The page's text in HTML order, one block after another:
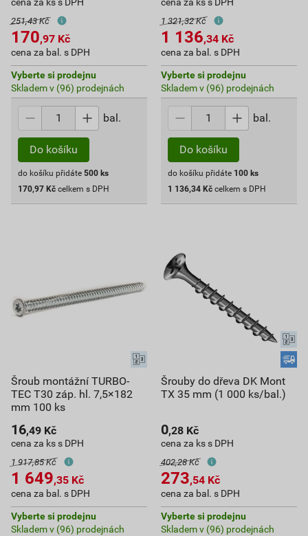
cena za ks s DPH
251,43 Kč
170,97 Kč
cena za bal. s DPH
Vyberte si prodejnu
Skladem v (96) prodejnách
bal.
Do košíku
do košíku přidáte 500 ks
170,97 Kč celkem s DPH
cena za ks s DPH
1 321,32 Kč
1 136,34 Kč
cena za bal. s DPH
Vyberte si prodejnu
Skladem v (96) prodejnách
bal.
Do košíku
do košíku přidáte 100 ks
1 136,34 Kč celkem s DPH
Šroub montážní TURBO-
TEC T30 záp. hl. 7,5×182
mm 100 ks
16,49 Kč
cena za ks s DPH
1 917,85 Kč
1 649,35 Kč
cena za bal. s DPH
Vyberte si prodejnu
Skladem v (96) prodejnách
Šrouby do dřeva DK Mont
TX 35 mm (1 000 ks/bal.)
0,28 Kč
cena za ks s DPH
402,28 Kč
273,54 Kč
cena za bal. s DPH
Vyberte si prodejnu
Skladem v (96) prodejnách